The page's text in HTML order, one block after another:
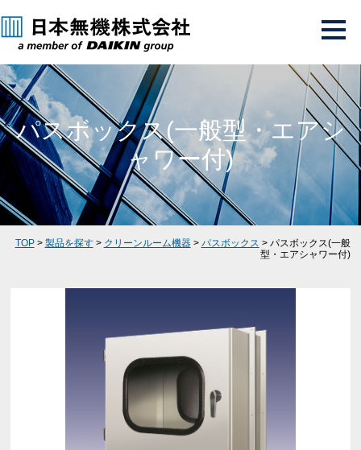
パスボックス(一般型・エアシ
ャワー付)
TOP> 製品を探す> クリーンルーム機器> パスボックス > パスボックス(一般
型・エアシャワー付)